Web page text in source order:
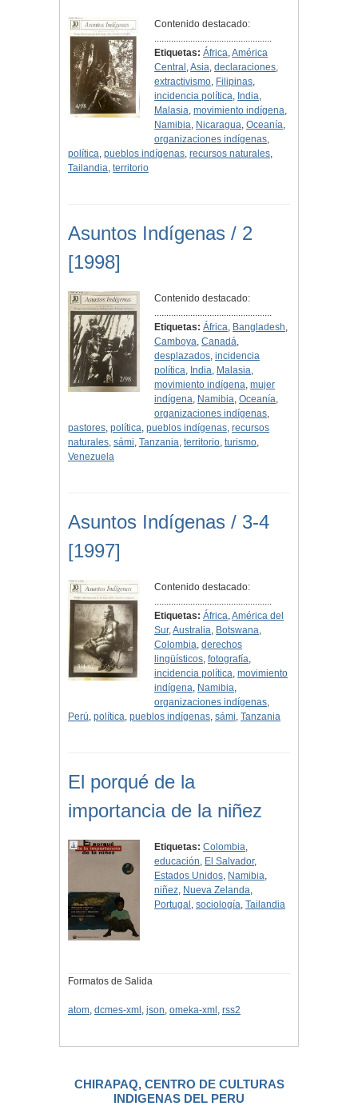
Contenido destacado:
.................................................
Etiquetas: África,América
Central ,Asia,declaraciones,
extractivismo, Filipinas,
incidencia política, India,
Malasia,movimiento indígena,
Namibia, Nicaragua,Oceanía,
organizaciones indígenas,
política, pueblos indígenas, recursos naturales,
Tailandia, territorio
Asuntos Indígenas / 2
[1998]
Contenido destacado:
.................................................
Etiquetas: África, Bangladesh,
Camboya,Canadá,
desplazados,incidencia
política, India, Malasia,
movimiento indígena,mujer
indígena, Namibia,Oceanía,
organizaciones indígenas,
pastores, política, pueblos indígenas, recursos
naturales, sámi, Tanzania, territorio, turismo,
Venezuela
Asuntos Indígenas / 3-4
[1997]
Contenido destacado:
.................................................
Etiquetas: África,América del
Sur,Australia, Botswana,
Colombia,derechos
lingüísticos,fotografía,
incidencia política,movimiento
indígena, Namibia,
organizaciones indígenas,
Perú, política, pueblos indígenas, sámi, Tanzania
El porqué de la
importancia de la niñez
Etiquetas: Colombia,
educación, El Salvador,
Estados Unidos, Namibia,
niñez, Nueva Zelanda,
Portugal ,sociología,Tailandia
Formatos de Salida
atom, dcmes-xml , json, omeka-xml , rss2
CHIRAPAQ, CENTRO DE CULTURAS
INDIGENAS DEL PERU